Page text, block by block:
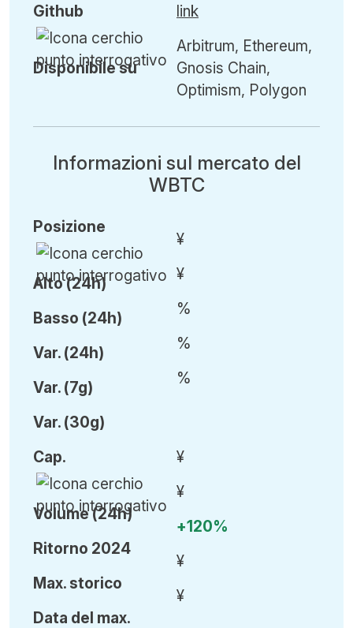
Github
Disponibile su
link
Arbitrum, Ethereum,
Gnosis Chain,
Optimism, Polygon
Informazioni sul mercato del
WBTC
Posizione
Alto (24h)
Basso (24h)
Var. (24h)
Var. (7g)
Var. (30g)
¥
¥
%
%
%
Cap.
Volume (24h)
Ritorno 2024
Max. storico
Data del max.
¥
¥
+120%
¥
¥